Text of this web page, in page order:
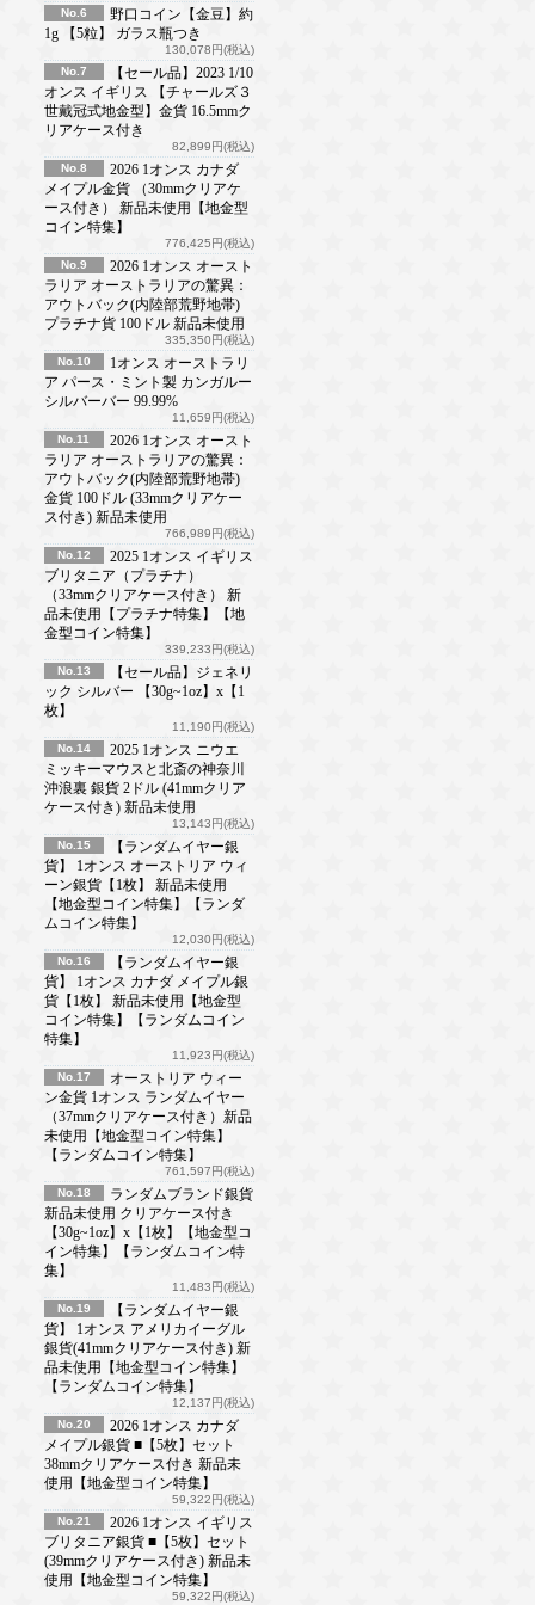
No.6
野口コイン【金豆】約
1g 【5粒】 ガラス瓶つき
130,078円(税込)
No.7
【セール品】2023 1/10
オンス イギリス 【チャールズ３
世戴冠式地金型】金貨 16.5mmク
リアケース付き
82,899円(税込)
No.8
2026 1オンス カナダ
メイプル金貨 （30mmクリアケ
ース付き） 新品未使用【地金型
コイン特集】
776,425円(税込)
No.9
2026 1オンス オースト
ラリア オーストラリアの驚異：
アウトバック(内陸部荒野地帯)
プラチナ貨 100ドル 新品未使用
335,350円(税込)
No.10
1オンス オーストラリ
ア パース・ミント製 カンガルー
シルバーバー 99.99%
11,659円(税込)
No.11
2026 1オンス オースト
ラリア オーストラリアの驚異：
アウトバック(内陸部荒野地帯)
金貨 100ドル (33mmクリアケー
ス付き) 新品未使用
766,989円(税込)
No.12
2025 1オンス イギリス
ブリタニア（プラチナ）
（33mmクリアケース付き） 新
品未使用【プラチナ特集】【地
金型コイン特集】
339,233円(税込)
No.13
【セール品】ジェネリ
ック シルバー 【30g~1oz】x【1
枚】
11,190円(税込)
No.14
2025 1オンス ニウエ
ミッキーマウスと北斎の神奈川
沖浪裏 銀貨 2ドル (41mmクリア
ケース付き) 新品未使用
13,143円(税込)
No.15
【ランダムイヤー銀
貨】 1オンス オーストリア ウィ
ーン銀貨【1枚】 新品未使用
【地金型コイン特集】【ランダ
ムコイン特集】
12,030円(税込)
No.16
【ランダムイヤー銀
貨】 1オンス カナダ メイプル銀
貨【1枚】 新品未使用【地金型
コイン特集】【ランダムコイン
特集】
11,923円(税込)
No.17
オーストリア ウィー
ン金貨 1オンス ランダムイヤー
（37mmクリアケース付き）新品
未使用【地金型コイン特集】
【ランダムコイン特集】
761,597円(税込)
No.18
ランダムブランド銀貨
新品未使用 クリアケース付き
【30g~1oz】x【1枚】【地金型コ
イン特集】【ランダムコイン特
集】
11,483円(税込)
No.19
【ランダムイヤー銀
貨】 1オンス アメリカイーグル
銀貨(41mmクリアケース付き) 新
品未使用【地金型コイン特集】
【ランダムコイン特集】
12,137円(税込)
No.20
2026 1オンス カナダ
メイプル銀貨 ■【5枚】セット
38mmクリアケース付き 新品未
使用【地金型コイン特集】
59,322円(税込)
No.21
2026 1オンス イギリス
ブリタニア銀貨 ■【5枚】セット
(39mmクリアケース付き) 新品未
使用【地金型コイン特集】
59,322円(税込)